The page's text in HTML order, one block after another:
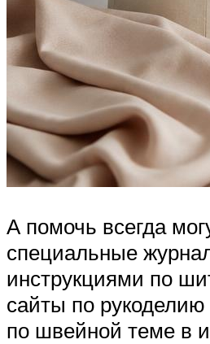
А помочь всегда
специальные
инструкциями по
сайты по
по швейной теме в